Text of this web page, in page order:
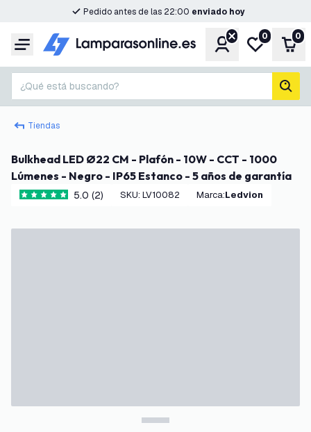
Pedido antes de las 22:00 enviado hoy
Menú CuentaMi lista de
0 0
¿Qué está buscando?
Tiendas
Bulkhead LED Ø22 CM - Plafón - 10W - CCT - 1000
Lúmenes - Negro - IP65 Estanco - 5 años de garantía
5 estrellas de puntuación
5.0 (2) SKU: LV10082 Marca: Ledvion